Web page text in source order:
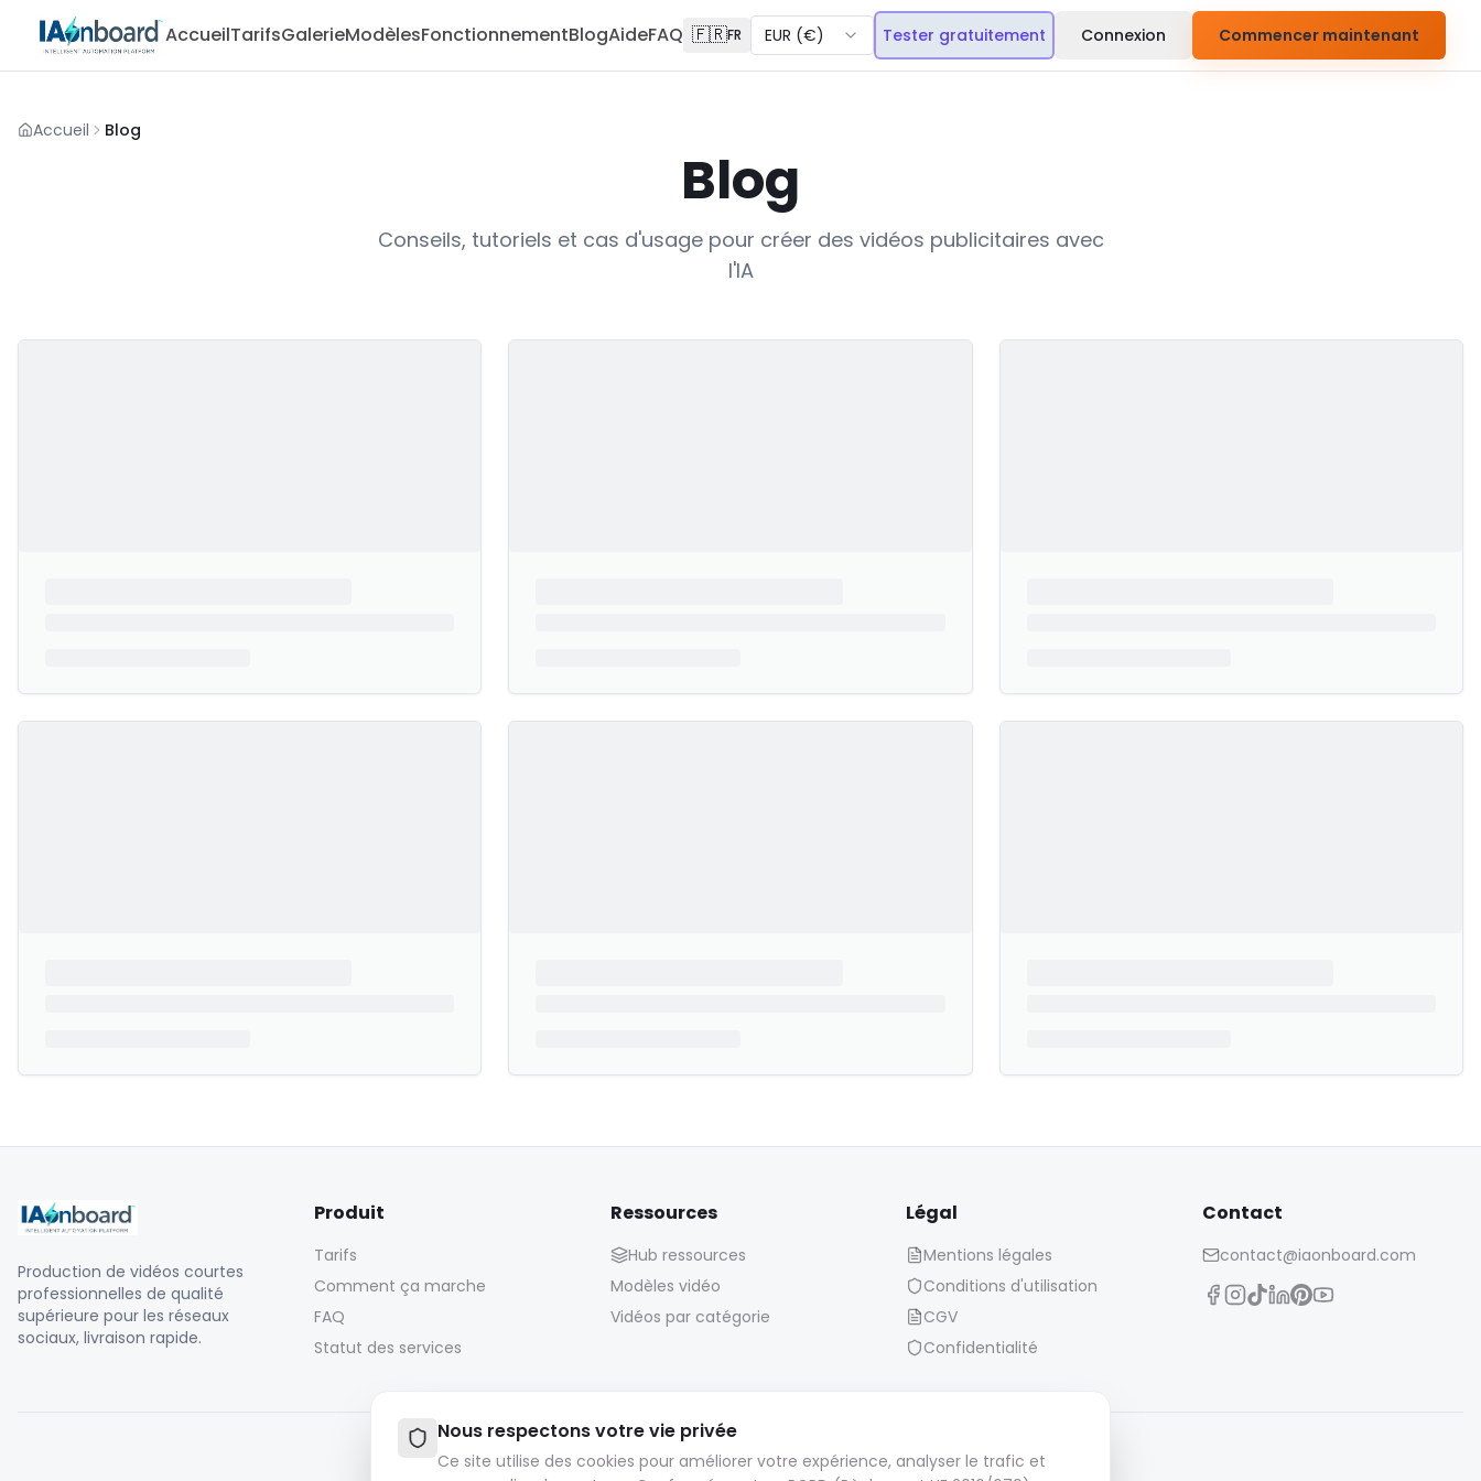
Nous respectons votre vie privée
Ce site utilise des cookies pour améliorer votre expérience, analyser le trafic et
AccueilTarifsGalerieModèlesFonctionnementBlogAideFAQ 🇫🇷FR EUR (€) Tester gratuitement Connexion Commencer maintenant
Accueil Blog
Blog
Conseils, tutoriels et cas d'usage pour créer des vidéos publicitaires avec
l'IA
Production de vidéos courtes
professionnelles de qualité
supérieure pour les réseaux
sociaux, livraison rapide.
Produit
Tarifs
Comment ça marche
FAQ
Statut des services
Ressources
Hub ressources
Modèles vidéo
Vidéos par catégorie
Légal
Mentions légales
Conditions d'utilisation
CGV
Confidentialité
Contact
contact@iaonboard.com
Politique de conservation :